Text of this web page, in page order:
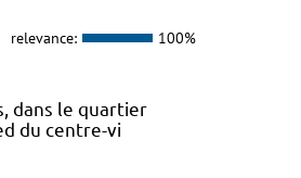
relevance: 100%
dans le quartier
du centre-vi